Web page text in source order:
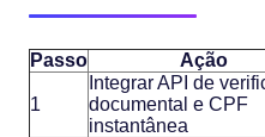
Passo Ação
1
Integrar API de
documental e CPF
instantânea